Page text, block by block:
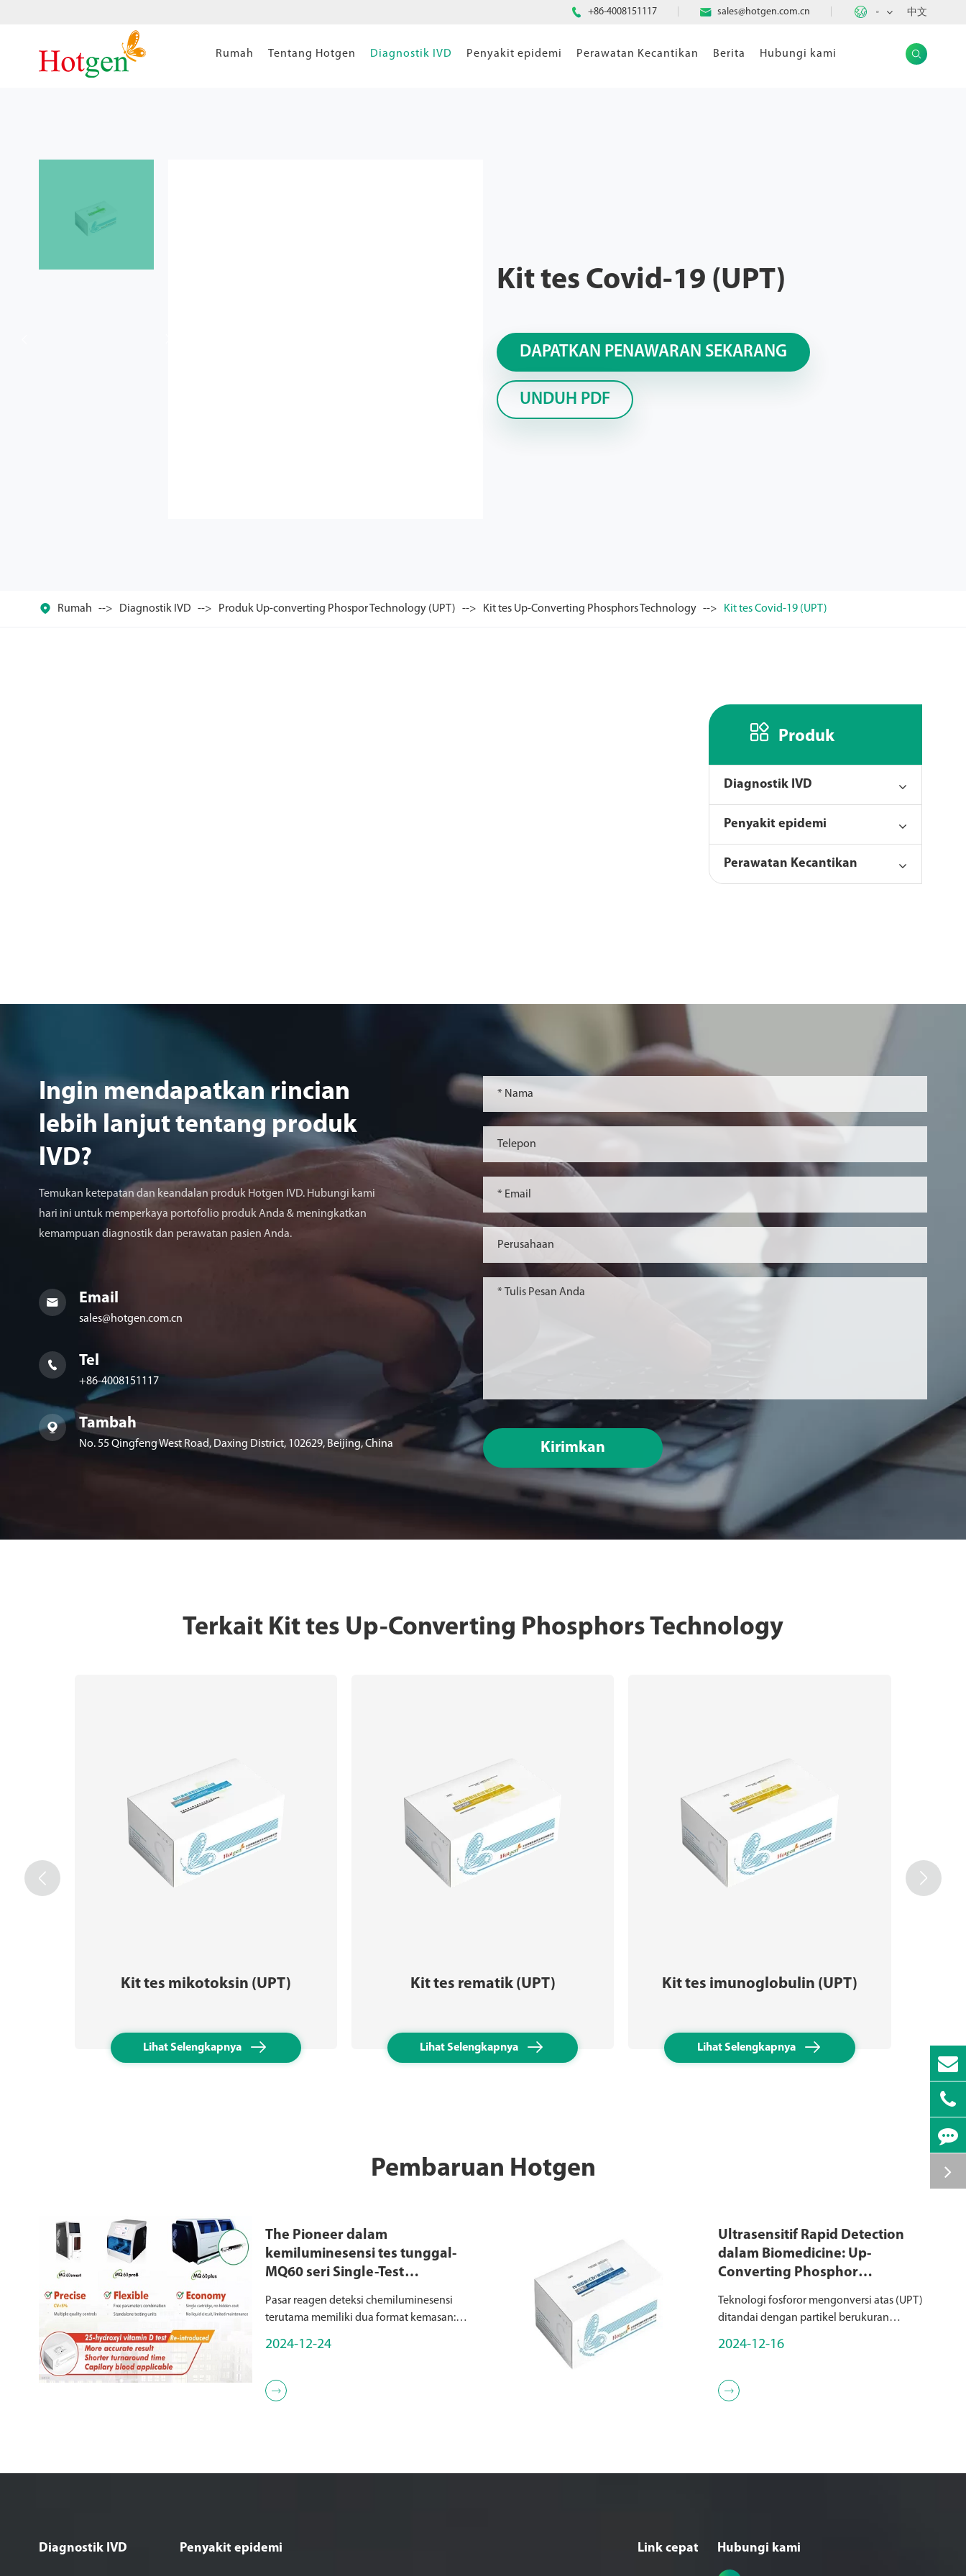
 +86-4008151117  sales@hotgen.com.cn  ID 中文
Rumah Tentang Hotgen Diagnostik IVD Penyakit epidemi Perawatan Kecantikan Berita Hubungi kami 
Kit tes Covid-19 (UPT)
DAPATKAN PENAWARAN SEKARANG
UNDUH PDF
 Rumah Diagnostik IVD Produk Up-converting Phospor Technology (UPT) Kit tes Up-Converting Phosphors Technology Kit tes Covid-19 (UPT)
 Produk
Diagnostik IVD
Penyakit epidemi
Perawatan Kecantikan
Ingin mendapatkan rincian
lebih lanjut tentang produk
lVD?
Temukan ketepatan dan keandalan produk Hotgen IVD. Hubungi kami
hari ini untuk memperkaya portofolio produk Anda & meningkatkan
kemampuan diagnostik dan perawatan pasien Anda.
 Email
sales@hotgen.com.cn
 Tel
+86-4008151117
 Tambah
No. 55 Qingfeng West Road, Daxing District, 102629, Beijing, China Kirimkan
Terkait Kit tes Up-Converting Phosphors Technology
Kit tes mikotoksin (UPT)
Lihat Selengkapnya 
Kit tes rematik (UPT)
Lihat Selengkapnya 
Kit tes imunoglobulin (UPT)
Lihat Selengkapnya 
 
Pembaruan Hotgen
The Pioneer dalam
kemiluminesensi tes tunggal-
MQ60 seri Single-Test
Chemiluminescence Detection
Reagents
Pasar reagen deteksi chemiluminesensi
terutama memiliki dua format kemasan:
2024-12-24

Ultrasensitif Rapid Detection
dalam Biomedicine: Up-
Converting Phosphor
Technology (UPT)
Teknologi fosforor mengonversi atas (UPT)
ditandai dengan partikel berukuran
(Y), dan ot...
2024-12-16

Diagnostik IVD Penyakit epidemi Link cepat Hubungi kami